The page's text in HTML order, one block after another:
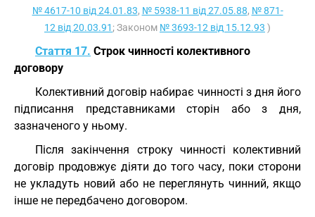
№ 4617-10 від 24.01.83, № 5938-11 від 27.05.88, № 871-
12 від 20.03.91 ; Законом № 3693-12 від 15.12.93 )
Стаття 17. Строк чинності колективного
договору
Колективний договір набирає чинності з дня його
підписання представниками сторін або з дня,
зазначеного у ньому.
Після закінчення строку чинності колективний
договір продовжує діяти до того часу, поки сторони
не укладуть новий або не переглянуть чинний, якщо
інше не передбачено договором.